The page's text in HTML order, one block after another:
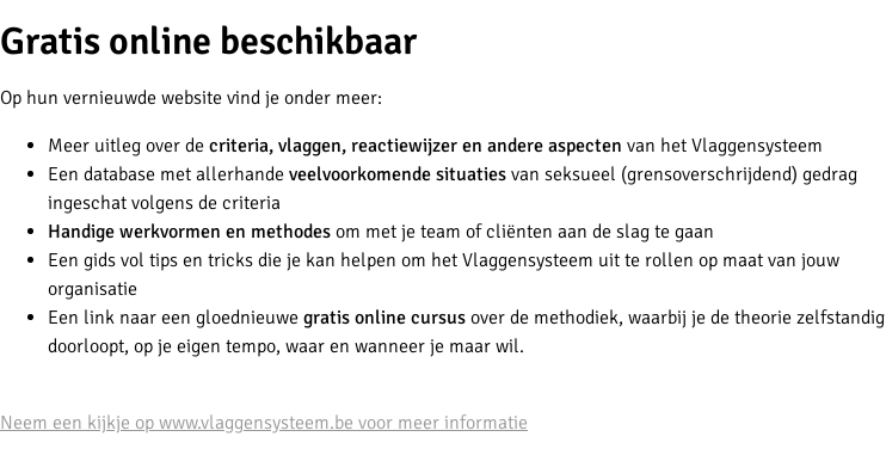
Gratis online beschikbaar
Op hun vernieuwde website vind je onder meer:
Meer uitleg over de criteria, vlaggen, reactiewijzer en andere aspecten van het Vlaggensysteem
Een database met allerhande veelvoorkomende situaties van seksueel (grensoverschrijdend) gedrag
ingeschat volgens de criteria
Handige werkvormen en methodes om met je team of cliënten aan de slag te gaan
Een gids vol tips en tricks die je kan helpen om het Vlaggensysteem uit te rollen op maat van jouw
organisatie
Een link naar een gloednieuwe gratis online cursus over de methodiek, waarbij je de theorie zelfstandig
doorloopt, op je eigen tempo, waar en wanneer je maar wil.
Neem een kijkje op www.vlaggensysteem.be voor meer informatie